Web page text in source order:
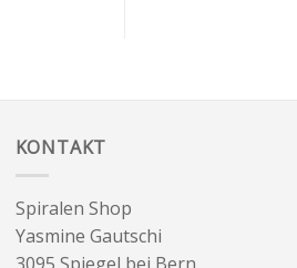
KONTAKT
Spiralen Shop
Yasmine Gautschi
3095 Spiegel bei Bern